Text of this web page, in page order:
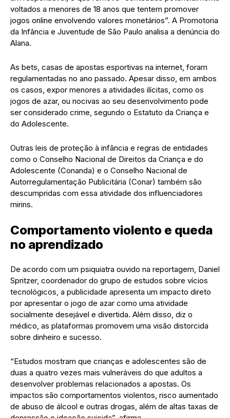
voltados a menores de 18 anos que tentem promover
jogos online envolvendo valores monetários”. A Promotoria
da Infância e Juventude de São Paulo analisa a denúncia do
Alana.
As bets, casas de apostas esportivas na internet, foram
regulamentadas no ano passado. Apesar disso, em ambos
os casos, expor menores a atividades ilícitas, como os
jogos de azar, ou nocivas ao seu desenvolvimento pode
ser considerado crime, segundo o Estatuto da Criança e
do Adolescente.
Outras leis de proteção à infância e regras de entidades
como o Conselho Nacional de Direitos da Criança e do
Adolescente (Conanda) e o Conselho Nacional de
Autorregulamentação Publicitária (Conar) também são
descumpridas com essa atividade dos influenciadores
mirins.
Comportamento violento e queda
no aprendizado
De acordo com um psiquiatra ouvido na reportagem, Daniel
Spritzer, coordenador do grupo de estudos sobre vícios
tecnológicos, a publicidade apresenta um impacto direto
por apresentar o jogo de azar como uma atividade
socialmente desejável e divertida. Além disso, diz o
médico, as plataformas promovem uma visão distorcida
sobre dinheiro e sucesso.
“Estudos mostram que crianças e adolescentes são de
duas a quatro vezes mais vulneráveis do que adultos a
desenvolver problemas relacionados a apostas. Os
impactos são comportamentos violentos, risco aumentado
de abuso de álcool e outras drogas, além de altas taxas de